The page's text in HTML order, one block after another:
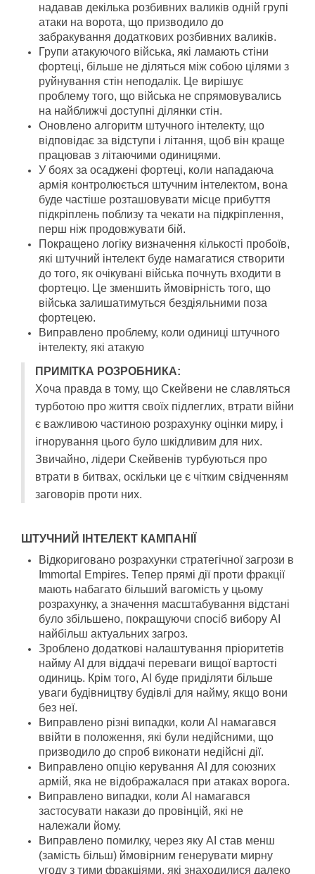
надавав декілька розбивних валиків одній групі
атаки на ворота, що призводило до
забракування додаткових розбивних валиків.
Групи атакуючого війська, які ламають стіни
фортеці, більше не діляться між собою цілями з
руйнування стін неподалік. Це вирішує
проблему того, що війська не спрямовувались
на найближчі доступні ділянки стін.
Оновлено алгоритм штучного інтелекту, що
відповідає за відступи і літання, щоб він краще
працював з літаючими одиницями.
У боях за осаджені фортеці, коли нападаюча
армія контролюється штучним інтелектом, вона
буде частіше розташовувати місце прибуття
підкріплень поблизу та чекати на підкріплення,
перш ніж продовжувати бій.
Покращено логіку визначення кількості пробоїв,
які штучний інтелект буде намагатися створити
до того, як очікувані війська почнуть входити в
фортецю. Це зменшить ймовірність того, що
війська залишатимуться бездіяльними поза
фортецею.
Виправлено проблему, коли одиниці штучного
інтелекту, які атакую
ПРИМІТКА РОЗРОБНИКА:
Хоча правда в тому, що Скейвени не славляться
турботою про життя своїх підлеглих, втрати війни
є важливою частиною розрахунку оцінки миру, і
ігнорування цього було шкідливим для них.
Звичайно, лідери Скейвенів турбуються про
втрати в битвах, оскільки це є чітким свідченням
заговорів проти них.
ШТУЧНИЙ ІНТЕЛЕКТ КАМПАНІЇ
Відкориговано розрахунки стратегічної загрози в
Immortal Empires. Тепер прямі дії проти фракції
мають набагато більший вагомість у цьому
розрахунку, а значення масштабування відстані
було збільшено, покращуючи спосіб вибору AI
найбільш актуальних загроз.
Зроблено додаткові налаштування пріоритетів
найму AI для віддачі переваги вищої вартості
одиниць. Крім того, AI буде приділяти більше
уваги будівництву будівлі для найму, якщо вони
без неї.
Виправлено різні випадки, коли AI намагався
ввійти в положення, які були недійсними, що
призводило до спроб виконати недійсні дії.
Виправлено опцію керування AI для союзних
армій, яка не відображалася при атаках ворога.
Виправлено випадки, коли AI намагався
застосувати накази до провінцій, які не
належали йому.
Виправлено помилку, через яку AI став менш
(замість більш) ймовірним генерувати мирну
угоду з тими фракціями, які знаходилися далеко